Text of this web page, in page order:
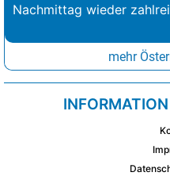
Nachmittag wieder
mehr